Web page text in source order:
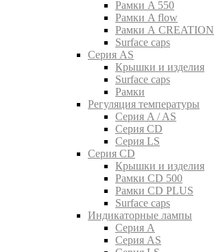
Рамки A 550
Рамки A flow
Рамки A CREATION
Surface caps
Серия AS
Крышки и изделия
Surface caps
Рамки
Регуляция температуры
Серия A / AS
Серия CD
Серия LS
Серия CD
Крышки и изделия
Рамки CD 500
Рамки CD PLUS
Surface caps
Индикаторные лампы
Серия A
Серия AS